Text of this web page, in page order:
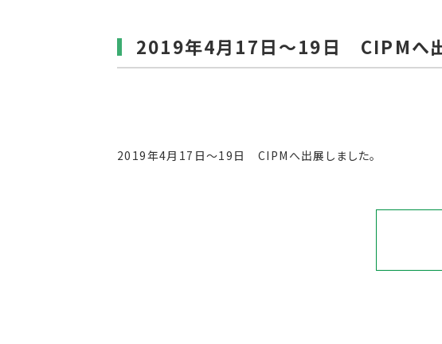
2019年4月17日～19日 CIPMへ出
2019年4月17日～19日 CIPMへ出展しました。